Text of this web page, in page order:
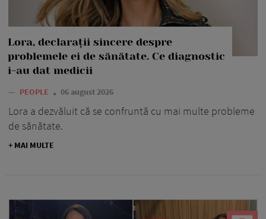
Lora, declarații sincere despre
problemele ei de sănătate. Ce diagnostic
i-au dat medicii
— PEOPLE 06 august 2026
Lora a dezvăluit că se confruntă cu mai multe probleme
de sănătate.
+ MAI MULTE